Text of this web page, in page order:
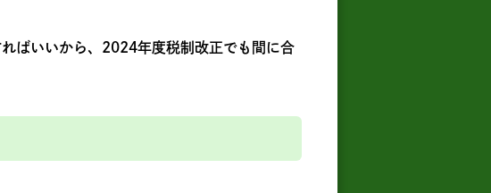
ばいいから、2024年度税制改正でも間に合